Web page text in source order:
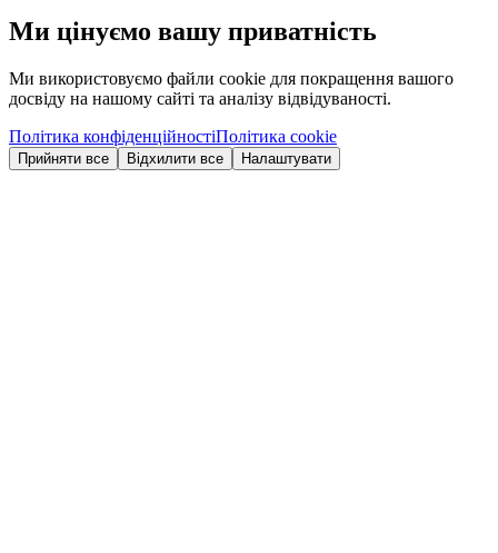
Ми цінуємо вашу приватність
Ми використовуємо файли cookie для покращення вашого
досвіду на нашому сайті та аналізу відвідуваності.
Політика конфіденційностіПолітика cookie
Прийняти все Відхилити все Налаштувати